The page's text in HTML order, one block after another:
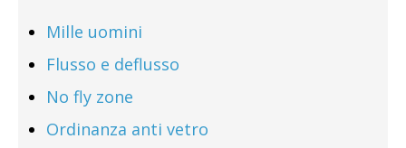
Mille uomini
Flusso e deflusso
No fly zone
Ordinanza anti vetro